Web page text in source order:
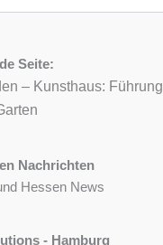
Seite:
– Kunsthaus: Führung
Nachrichten
Hessen News
- Hamburg